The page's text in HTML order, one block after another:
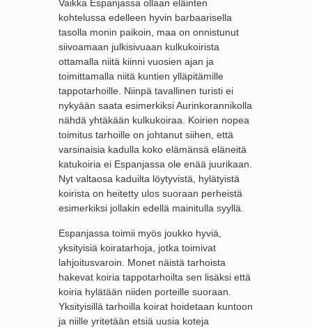
Vaikka Espanjassa ollaan eläinten
kohtelussa edelleen hyvin barbaarisella
tasolla monin paikoin, maa on onnistunut
siivoamaan julkisivuaan kulkukoirista
ottamalla niitä kiinni vuosien ajan ja
toimittamalla niitä kuntien ylläpitämille
tappotarhoille. Niinpä tavallinen turisti ei
nykyään saata esimerkiksi Aurinkorannikolla
nähdä yhtäkään kulkukoiraa. Koirien nopea
toimitus tarhoille on johtanut siihen, että
varsinaisia kadulla koko elämänsä eläneitä
katukoiria ei Espanjassa ole enää juurikaan.
Nyt valtaosa kaduilta löytyvistä, hylätyistä
koirista on heitetty ulos suoraan perheistä
esimerkiksi jollakin edellä mainitulla syyllä.
Espanjassa toimii myös joukko hyviä,
yksityisiä koiratarhoja, jotka toimivat
lahjoitusvaroin. Monet näistä tarhoista
hakevat koiria tappotarhoilta sen lisäksi että
koiria hylätään niiden porteille suoraan.
Yksityisillä tarhoilla koirat hoidetaan kuntoon
ja niille yritetään etsiä uusia koteja